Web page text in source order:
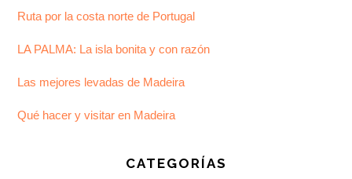
Ruta por la costa norte de Portugal
LA PALMA: La isla bonita y con razón
Las mejores levadas de Madeira
Qué hacer y visitar en Madeira
CATEGORÍAS